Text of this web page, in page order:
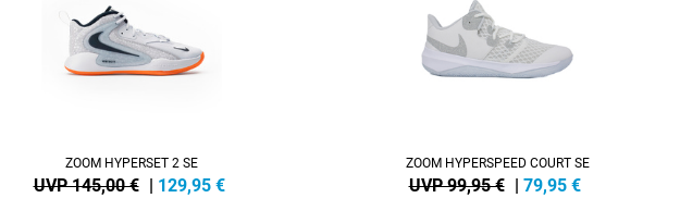
ZOOM HYPERSET 2 SE
UVP 145,00 € | 129,95 €
ZOOM HYPERSPEED COURT SE
UVP 99,95 € | 79,95 €